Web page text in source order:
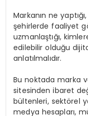
Markanın ne
şehirlerde faaliyet
uzmanlaştığı,
edilebilir olduğu
anlatılmalıdır.
Bu noktada marka
sitesinden ibaret
bültenleri, sektörel
medya hesapları,